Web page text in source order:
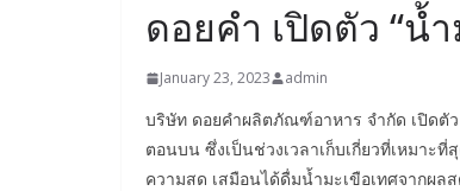
ดอยคำ เปิดตัว “น้
January 23, 2023 admin
บริษัท ดอยคำผลิตภัณฑ์อาหาร จำกัด เปิดตัว
ตอนบน ซึ่งเป็นช่วงเวลาเก็บเกี่ยวที่เหมา
ความสด เสมือนได้ดื่มน้ำมะเขือเทศจากผ